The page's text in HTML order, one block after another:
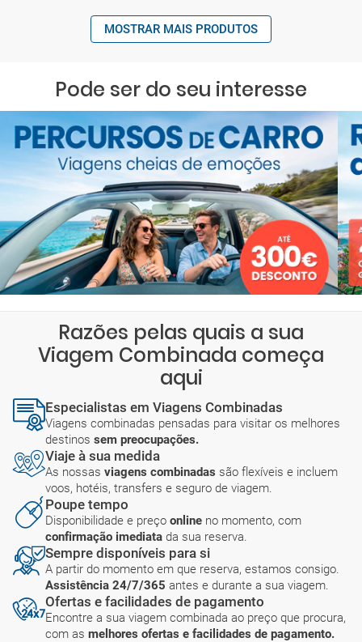
MOSTRAR MAIS PRODUTOS
Pode ser do seu interesse
Razões pelas quais a sua
Viagem Combinada começa
aqui
Especialistas em Viagens Combinadas
Viagens combinadas pensadas para visitar os melhores
destinos sem preocupações.
Viaje à sua medida
As nossas viagens combinadas são flexíveis e incluem
voos, hotéis, transfers e seguro de viagem.
Poupe tempo
Disponibilidade e preço online no momento, com
confirmação imediata da sua reserva.
Sempre disponíveis para si
A partir do momento em que reserva, estamos consigo.
Assistência 24/7/365 antes e durante a sua viagem.
Ofertas e facilidades de pagamento
Encontre a sua viagem combinada ao preço que procura,
com as melhores ofertas e facilidades de pagamento.